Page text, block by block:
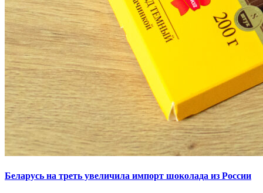
Беларусь на треть увеличила импорт шоколада из России